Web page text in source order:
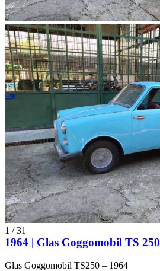
1 /31
1964 | Glas Goggomobil TS 250
Glas Goggomobil TS250 – 1964